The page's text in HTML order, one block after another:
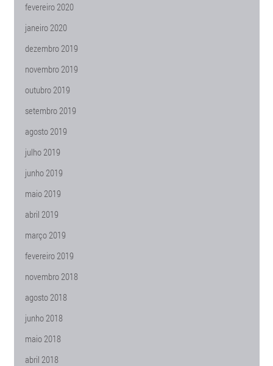
fevereiro 2020
janeiro 2020
dezembro 2019
novembro 2019
outubro 2019
setembro 2019
agosto 2019
julho 2019
junho 2019
maio 2019
abril 2019
março 2019
fevereiro 2019
novembro 2018
agosto 2018
junho 2018
maio 2018
abril 2018